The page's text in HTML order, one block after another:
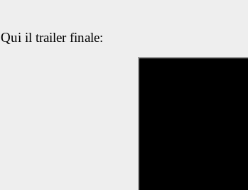
Qui il trailer finale: